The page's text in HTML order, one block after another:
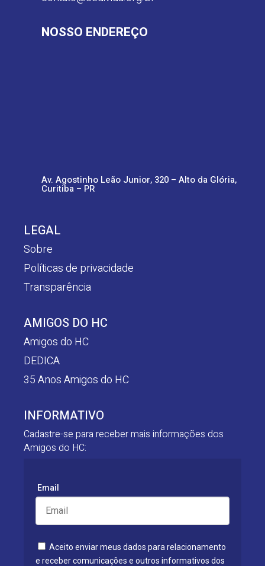
NOSSO ENDEREÇO
Av. Agostinho Leão Junior, 320 – Alto da Glória,
Curitiba – PR
LEGAL
Sobre
Políticas de privacidade
Transparência
AMIGOS DO HC
Amigos do HC
DEDICA
35 Anos Amigos do HC
INFORMATIVO
Cadastre-se para receber mais informações dos
Amigos do HC:
Email
Aceito enviar meus dados para relacionamento
e receber comunicações e outros informativos dos